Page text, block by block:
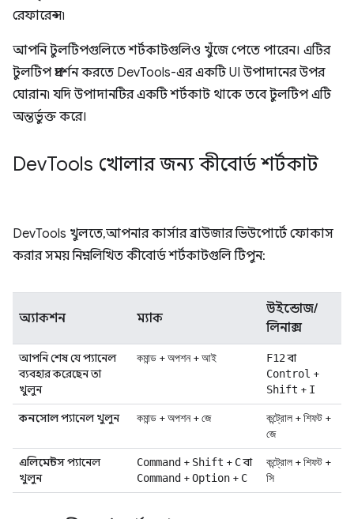
রেফারেন্স৷
আপনি টুলটিপগুলিতে শর্টকাটগুলিও খুঁজে পেতে পারেন। এটির
টুলটিপ প্রদর্শন করতে DevTools-এর একটি UI উপাদানের উপর
ঘোরান৷ যদি উপাদানটির একটি শর্টকাট থাকে তবে টুলটিপ এটি
অন্তর্ভুক্ত করে।
DevTools খোলার জন্য কীবোর্ড শর্টকাট
DevTools খুলতে, আপনার কার্সার ব্রাউজার ভিউপোর্টে ফোকাস
করার সময় নিম্নলিখিত কীবোর্ড শর্টকাটগুলি টিপুন:
অ্যাকশন ম্যাক
উইন্ডোজ/
লিনাক্স
আপনি শেষ যে প্যানেল
ব্যবহার করেছেন তা
খুলুন
কমান্ড +অপশন+আই F12বা
Control +
Shift + I
কনসোলপ্যানেল খুলুন কমান্ড +অপশন+জে কন্ট্রোল +শিফট +
জে
এলিমেন্টসপ্যানেল
খুলুন
Command + Shift + Cবা
Command +Option + C
কন্ট্রোল +শিফট +
সি